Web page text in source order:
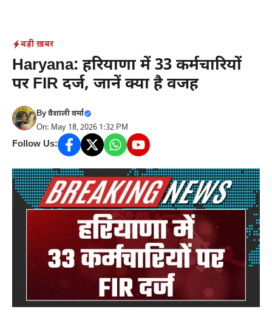
content
बड़ी ख़बर
Haryana: हरियाणा में 33 कर्मचारियों
पर FIR दर्ज, जानें क्या है वजह
Byवैशाली वर्मा
On: May 18, 2026 1:32 PM
Follow Us: